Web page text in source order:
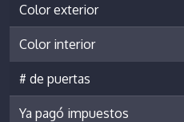
Color exterior
Color interior
# de puertas
Ya pagó impuestos